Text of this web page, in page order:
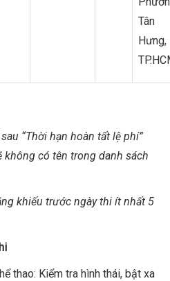
Tân
Hưng,
“Thời hạn hoàn tất lệ phí”
không có tên trong danh sách
khiếu trước ngày thi ít nhất 5
thao: Kiểm tra hình thái, bật xa